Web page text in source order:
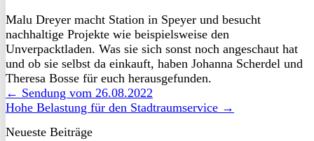
Malu Dreyer macht Station in Speyer und besucht
nachhaltige Projekte wie beispielsweise den
Unverpacktladen. Was sie sich sonst noch angeschaut hat
und ob sie selbst da einkauft, haben Johanna Scherdel und
Theresa Bosse für euch herausgefunden.
← Sendung vom 26.08.2022
Hohe Belastung für den Stadtraumservice →
Neueste Beiträge